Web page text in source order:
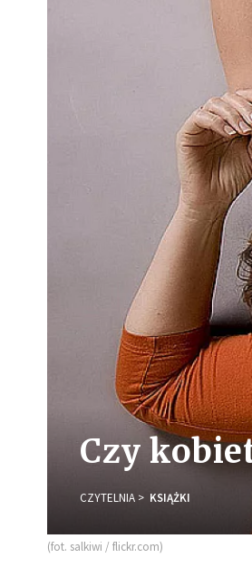
Czy
CZYTELNIA KSIĄŻKI
(fot. salkiwi / flickr.com)